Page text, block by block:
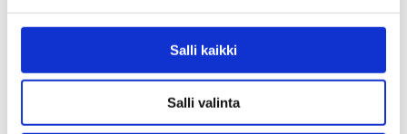
Salli kaikki
Salli valinta
Alkoholin toimitusmyynti
etenkin haavoittuvassa asemassa
oleviin
23.06.2026